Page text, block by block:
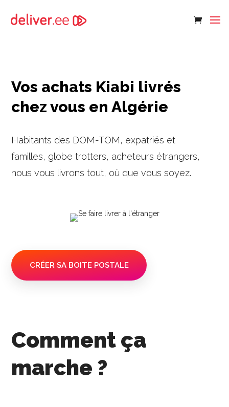
Vos achats Kiabi livrés
chez vous en Algérie
Habitants des DOM-TOM, expatriés et
familles, globe trotters, acheteurs étrangers,
nous vous livrons tout, où que vous soyez.
CRÉER SA BOITE POSTALE
Comment ça
marche ?